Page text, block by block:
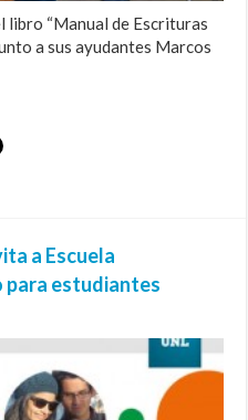
libro “Manual de Escrituras
a sus ayudantes Marcos
a Escuela
para estudiantes